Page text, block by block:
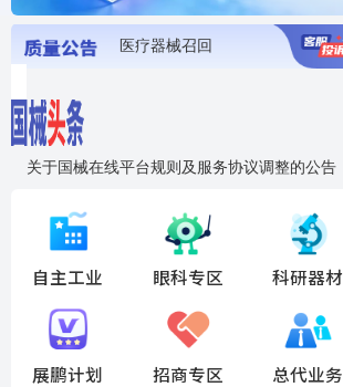
医疗器械召回
关于国械在线平台规则及服务协议调整的公告
国药创研AED开启全国招商
自主工业 眼科专区 科研器材
展鹏计划 招商专区 总代业务